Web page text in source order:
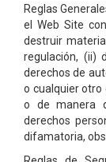
Reglas
el Web Site
destruir
regulación, (ii)
derechos de
o cualquier otro
o de manera
derechos
difamatoria,